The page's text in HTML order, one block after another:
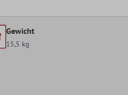
Gewicht
15,5 kg